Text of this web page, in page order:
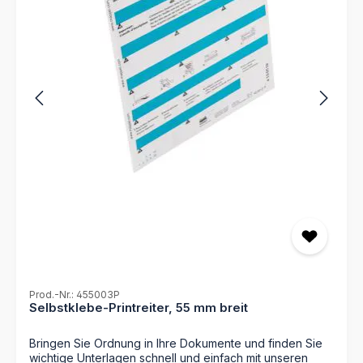
Prod.-Nr.: 455003P
Selbstklebe-Printreiter, 55 mm breit
Bringen Sie Ordnung in Ihre Dokumente und finden Sie
wichtige Unterlagen schnell und einfach mit unseren